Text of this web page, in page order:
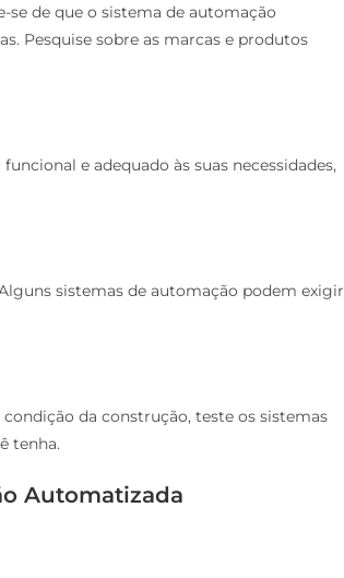
se de que o sistema de automação
Pesquise sobre as marcas e produtos
e adequado às suas necessidades,
sistemas de automação podem exigir
da construção, teste os sistemas
tenha.
Automatizada